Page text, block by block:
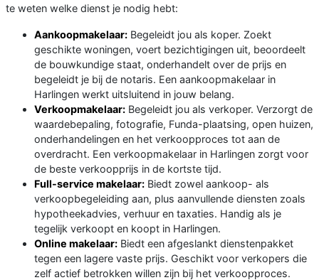
te weten welke dienst je nodig hebt:
Aankoopmakelaar: Begeleidt jou als koper. Zoekt
geschikte woningen, voert bezichtigingen uit, beoordeelt
de bouwkundige staat, onderhandelt over de prijs en
begeleidt je bij de notaris. Een aankoopmakelaar in
Harlingen werkt uitsluitend in jouw belang.
Verkoopmakelaar: Begeleidt jou als verkoper. Verzorgt de
waardebepaling, fotografie, Funda-plaatsing, open huizen,
onderhandelingen en het verkoopproces tot aan de
overdracht. Een verkoopmakelaar in Harlingen zorgt voor
de beste verkoopprijs in de kortste tijd.
Full-service makelaar: Biedt zowel aankoop- als
verkoopbegeleiding aan, plus aanvullende diensten zoals
hypotheekadvies, verhuur en taxaties. Handig als je
tegelijk verkoopt en koopt in Harlingen.
Online makelaar: Biedt een afgeslankt dienstenpakket
tegen een lagere vaste prijs. Geschikt voor verkopers die
zelf actief betrokken willen zijn bij het verkoopproces.